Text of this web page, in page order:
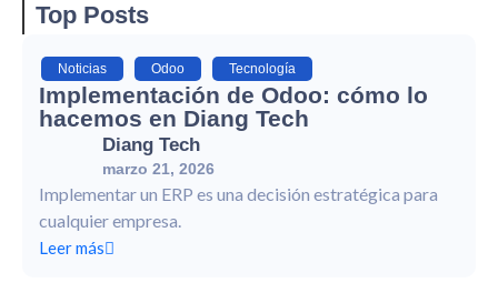
Top Posts
Noticias Odoo Tecnología
Implementación de Odoo: cómo lo
hacemos en Diang Tech
Diang Tech
marzo 21, 2026
Implementar un ERP es una decisión estratégica para
cualquier empresa.
Leer más